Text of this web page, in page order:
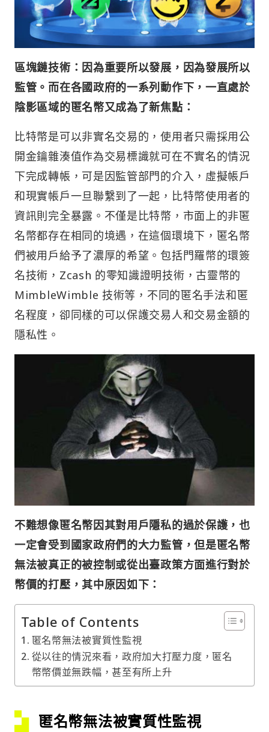
區塊鏈技術：因為重要所以發展，因為發展所以
監管。而在各國政府的一系列動作下，一直處於
陰影區域的匿名幣又成為了新焦點：
比特幣是可以非實名交易的，使用者只需採用公
開金鑰雜湊值作為交易標識就可在不實名的情況
下完成轉帳，可是因監管部門的介入，虛擬帳戶
和現實帳戶一旦聯繫到了一起，比特幣使用者的
資訊則完全暴露。不僅是比特幣，市面上的非匿
名幣都存在相同的境遇，在這個環境下，匿名幣
們被用戶給予了濃厚的希望。包括門羅幣的環簽
名技術，Zcash 的零知識證明技術，古靈幣的
MimbleWimble 技術等，不同的匿名手法和匿
名程度，卻同樣的可以保護交易人和交易金額的
隱私性。
不難想像匿名幣因其對用戶隱私的過於保護，也
一定會受到國家政府們的大力監管，但是匿名幣
無法被真正的被控制或從出臺政策方面進行對於
幣價的打壓，其中原因如下：
Table of Contents
匿名幣無法被實質性監視
從以往的情況來看，政府加大打壓力度，匿名
幣幣價並無跌幅，甚至有所上升
匿名幣無法被實質性監視